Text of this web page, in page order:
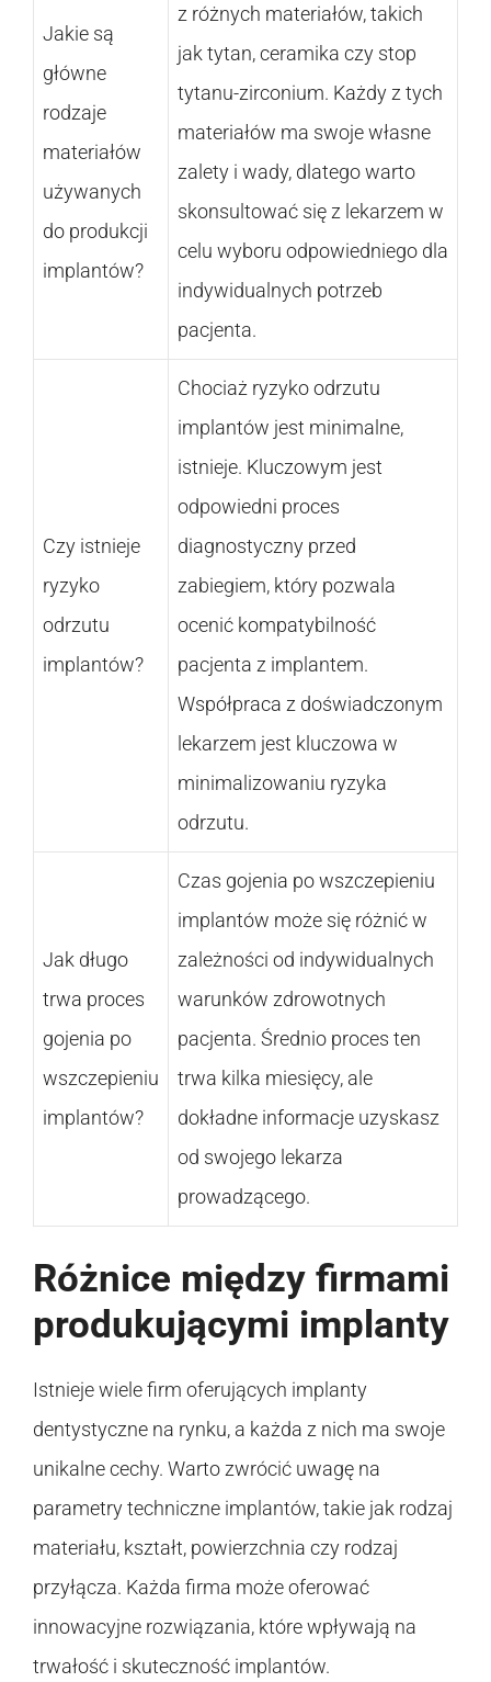
Jakie są
główne
rodzaje
materiałów
używanych
do produkcji
implantów?
z różnych materiałów, takich
jak tytan, ceramika czy stop
tytanu-zirconium. Każdy z tych
materiałów ma swoje własne
zalety i wady, dlatego warto
skonsultować się z lekarzem w
celu wyboru odpowiedniego dla
indywidualnych potrzeb
pacjenta.
Czy istnieje
ryzyko
odrzutu
implantów?
Chociaż ryzyko odrzutu
implantów jest minimalne,
istnieje. Kluczowym jest
odpowiedni proces
diagnostyczny przed
zabiegiem, który pozwala
ocenić kompatybilność
pacjenta z implantem.
Współpraca z doświadczonym
lekarzem jest kluczowa w
minimalizowaniu ryzyka
odrzutu.
Jak długo
trwa proces
gojenia po
wszczepieniu
implantów?
Czas gojenia po wszczepieniu
implantów może się różnić w
zależności od indywidualnych
warunków zdrowotnych
pacjenta. Średnio proces ten
trwa kilka miesięcy, ale
dokładne informacje uzyskasz
od swojego lekarza
prowadzącego.
Różnice między firmami
produkującymi implanty
Istnieje wiele firm oferujących implanty
dentystyczne na rynku, a każda z nich ma swoje
unikalne cechy. Warto zwrócić uwagę na
parametry techniczne implantów, takie jak rodzaj
materiału, kształt, powierzchnia czy rodzaj
przyłącza. Każda firma może oferować
innowacyjne rozwiązania, które wpływają na
trwałość i skuteczność implantów.